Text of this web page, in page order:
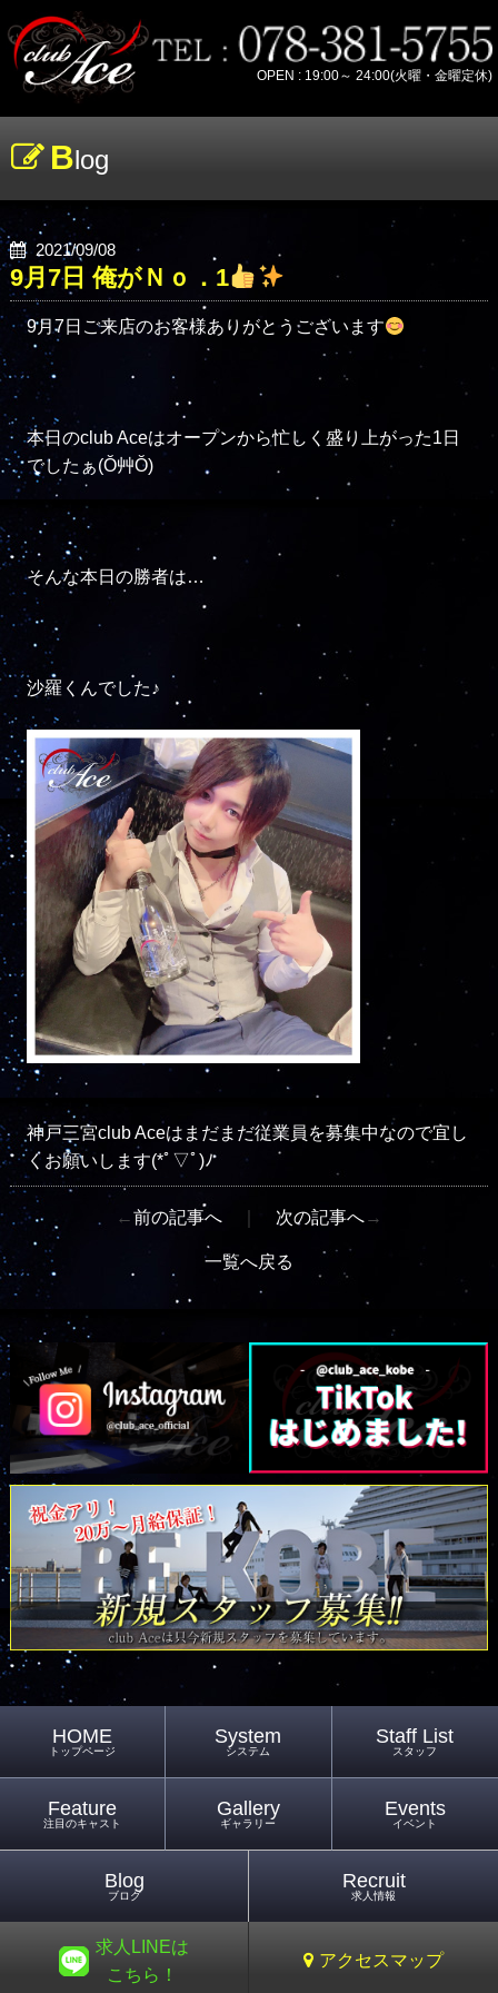
OPEN : 19:00～ 24:00(火曜・金曜定休)
Blog
2021/09/08
9月7日 俺がＮｏ．1
9月7日ご来店のお客様ありがとうございます
本日のclub Aceはオープンから忙しく盛り上がった1日
でしたぁ(Ŏ艸Ŏ)
そんな本日の勝者は…
沙羅くんでした♪
神戸三宮club Aceはまだまだ従業員を募集中なので宜し
くお願いします(*ﾟ▽ﾟ)ﾉ
←前の記事へ 次の記事へ→
一覧へ戻る
HOME
トップページ
System
システム
Staff List
スタッフ
Feature
注目のキャスト
Gallery
ギャラリー
Events
イベント
Blog
ブログ
Recruit
求人情報
求人LINEは
こちら！
アクセスマップ